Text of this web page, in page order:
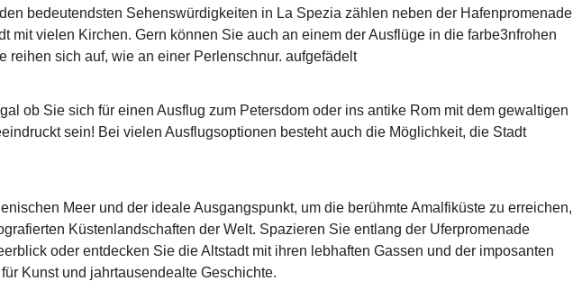
bedeutendsten Sehenswürdigkeiten in La Spezia zählen neben der Hafenpromenade
mit vielen Kirchen. Gern können Sie auch an einem der Ausflüge in die farbe3nfrohen
reihen sich auf, wie an einer Perlenschnur. aufgefädelt
ob Sie sich für einen Ausflug zum Petersdom oder ins antike Rom mit dem gewaltigen
sein! Bei vielen Ausflugsoptionen besteht auch die Möglichkeit, die Stadt
Meer und der ideale Ausgangspunkt, um die berühmte Amalfiküste zu erreichen,
Küstenlandschaften der Welt. Spazieren Sie entlang der Uferpromenade
oder entdecken Sie die Altstadt mit ihren lebhaften Gassen und der imposanten
Kunst und jahrtausendealte Geschichte.